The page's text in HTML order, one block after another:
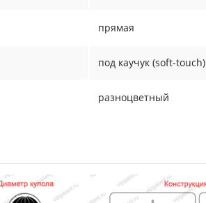
прямая
под каучук (soft-touch)
разноцветный